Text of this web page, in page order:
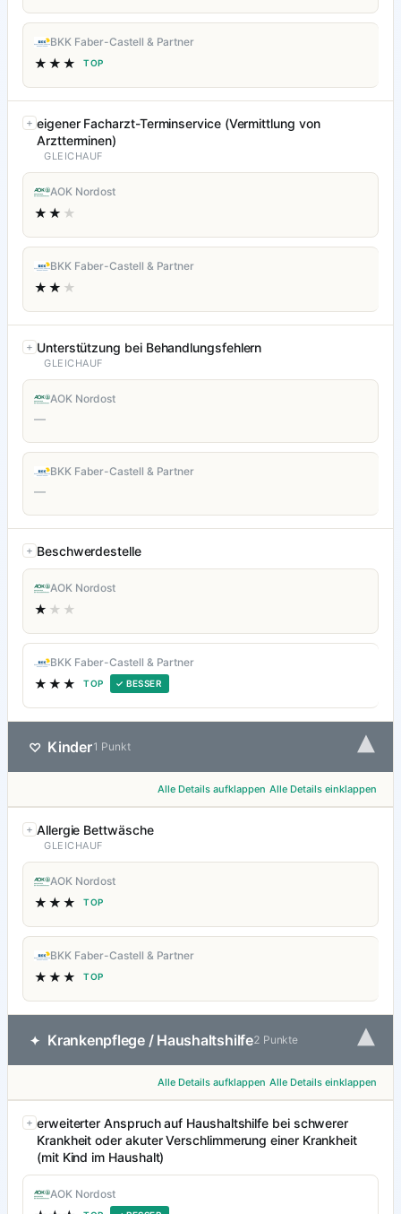
BKK Faber-Castell & Partner
★★★ TOP
eigener Facharzt-Terminservice (Vermittlung von
Arztterminen)
GLEICHAUF
AOK Nordost
★★ ★
BKK Faber-Castell & Partner
★★ ★
Unterstützung bei Behandlungsfehlern
GLEICHAUF
AOK Nordost
—
BKK Faber-Castell & Partner
—
Beschwerdestelle
AOK Nordost
★ ★★
BKK Faber-Castell & Partner
★★★ TOP ✓ BESSER
♡ Kinder1 Punkt ▾
Alle Details aufklappen Alle Details einklappen
Allergie Bettwäsche
GLEICHAUF
AOK Nordost
★★★ TOP
BKK Faber-Castell & Partner
★★★ TOP
✦ Krankenpflege / Haushaltshilfe2 Punkte ▾
Alle Details aufklappen Alle Details einklappen
erweiterter Anspruch auf Haushaltshilfe bei schwerer
Krankheit oder akuter Verschlimmerung einer Krankheit
(mit Kind im Haushalt)
AOK Nordost